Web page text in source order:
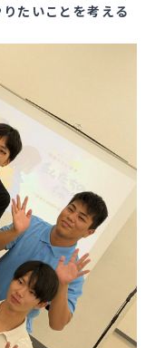
たいことを考える